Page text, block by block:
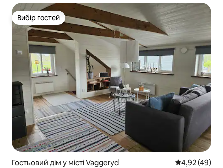
Вибір гостей
Вибір гостей
Гостьовий дім у місті Vaggeryd Середня
4,92 (49)